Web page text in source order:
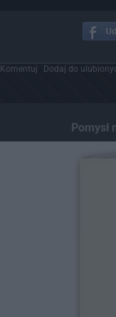
Komentuj Dodaj do
Pomysł